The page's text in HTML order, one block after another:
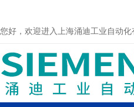
您好，欢迎进入上海涌迪工业自动化